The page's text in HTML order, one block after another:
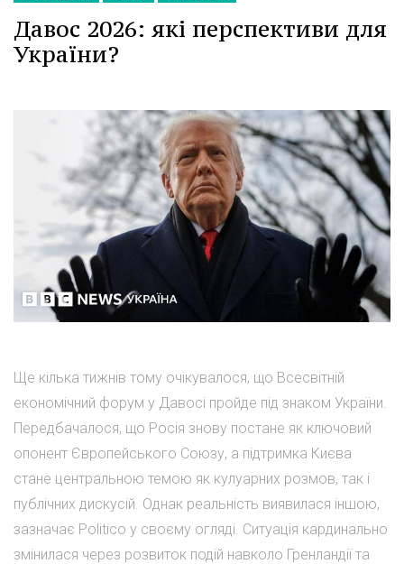
Давос 2026: які перспективи для
України?
Ще кілька тижнів тому очікувалося, що Всесвітній
економічний форум у Давосі пройде під знаком України.
Передбачалося, що Росія знову постане як ключовий
опонент Європейського Союзу, а підтримка Києва
стане центральною темою як кулуарних розмов, так і
публічних дискусій. Однак реальність виявилася іншою,
зазначає Politico у своєму огляді. Ситуація кардинально
змінилася через розвиток подій навколо Гренландії та